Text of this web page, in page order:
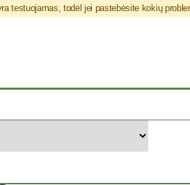
testuojamas, todėl jei pastebėsite kokių